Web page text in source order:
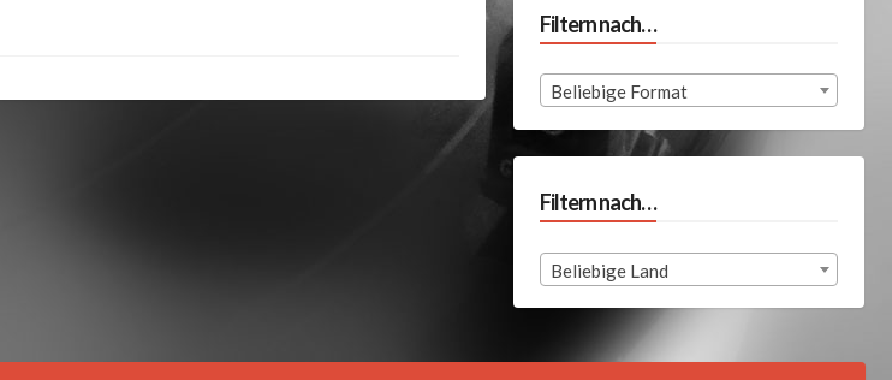
Filtern nach…
Beliebige Format
Filtern nach…
Beliebige Land